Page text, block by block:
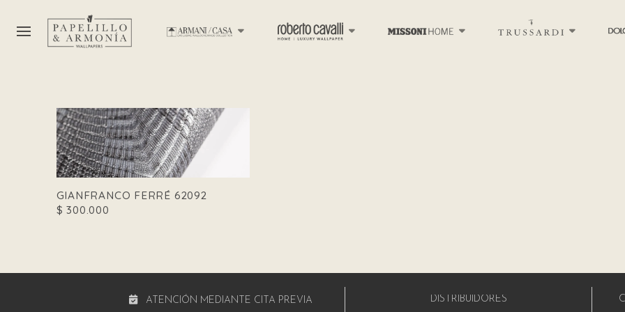
GIANFRANCO FERRÉ 62092
$ 300.000
ATENCIÓN MEDIANTE CITA PREVIA DISTRIBUIDORES